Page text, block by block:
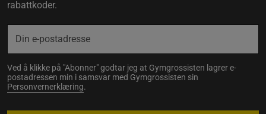
rabattkoder.
Ved å klikke på "Abonner" godtar jeg at Gymgrossisten lagrer e-
postadressen min i samsvar med Gymgrossisten sin
Personvernerklæring.